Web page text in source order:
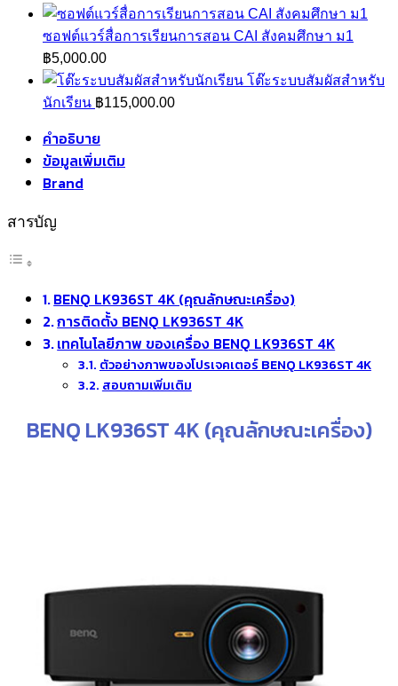
ซอฟต์แวร์สื่อการเรียนการสอน CAI สังคมศึกษา ม1
฿5,000.00
โต๊ะระบบสัมผัสสำหรับ
นักเรียน ฿115,000.00
คำอธิบาย
ข้อมูลเพิ่มเติม
Brand
สารบัญ
BENQ LK936ST 4K (คุณลักษณะเครื่อง)
การติดตั้ง BENQ LK936ST 4K
เทคโนโลยีภาพ ของเครื่อง BENQ LK936ST 4K
ตัวอย่างภาพของโปรเจคเตอร์ BENQ LK936ST 4K
สอบถามเพิ่มเติม
BENQ LK936ST 4K (คุณลักษณะเครื่อง)